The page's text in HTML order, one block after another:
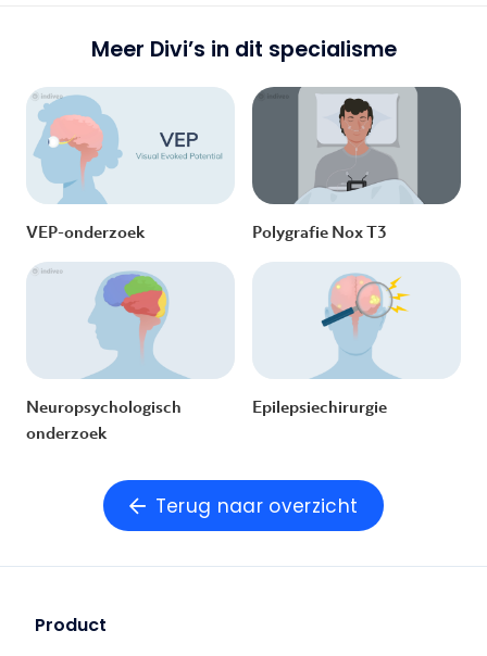
Meer Divi’s in dit specialisme
VEP-onderzoek Polygrafie Nox T3
Neuropsychologisch
onderzoek
Epilepsiechirurgie
Terug naar overzicht
Product